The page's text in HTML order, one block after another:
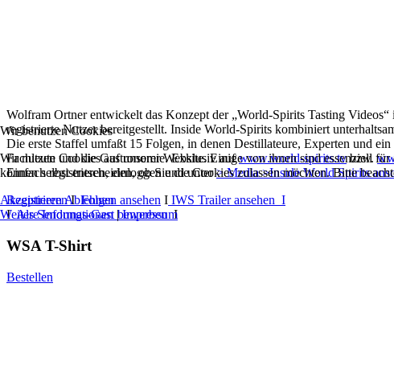
Wolfram Ortner entwickelt das Konzept der „World-Spirits Tasting
registrierte Nutzer bereitgestellt. Inside World-Spirits kombiniert
Die erste Staffel umfaßt 15 Folgen, in denen Destillateure, Experten und
Fachleute und die Gastronomie. Exklusiv aufwww.world-spirits.tvbzw.
Einfach registrieren, einloggen und unter> Media >Inside World Spirits
RegistrierenIFolgen ansehen I IWS Trailer ansehen I
IAls Sendungs-Gast bewerbenI
WSA T-Shirt
Bestellen
Wir benutzen Cookies
Wir nutzen Cookies auf unserer Website. Einige von ihnen sind essenziell
können selbst entscheiden, ob Sie die Cookies zulassen möchten. Bitte
AkzeptierenAblehnen
Weitere Informationen|Impressum